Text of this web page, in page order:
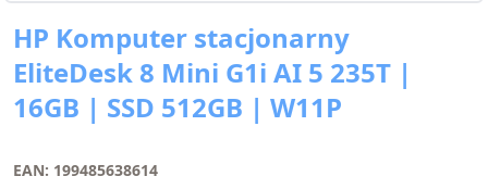
HP Komputer stacjonarny
EliteDesk 8 Mini G1i AI 5 235T |
16GB | SSD 512GB | W11P
EAN: 199485638614